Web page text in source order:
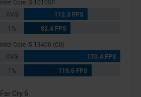
Intel Core i3-10105F
AVG
112.3 FPS
1%
82.4 FPS
Intel Core i5-13400 (C0)
AVG
170.4 FPS
1%
119.6 FPS
Far Cry 6